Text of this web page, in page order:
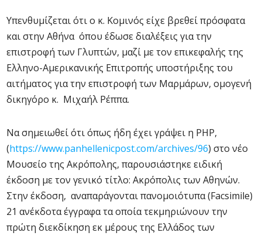
Υπενθυμίζεται ότι ο κ. Κομινός είχε βρεθεί πρόσφατα
και στην Αθήνα όπου έδωσε διαλέξεις για την
επιστροφή των Γλυπτών, μαζί με τον επικεφαλής της
Ελληνο-Αμερικανικής Επιτροπής υποστήριξης του
αιτήματος για την επιστροφή των Μαρμάρων, ομογενή
δικηγόρο κ. Μιχαήλ Ρέππα.
Να σημειωθεί ότι όπως ήδη έχει γράψει η ΡΗΡ,
(https://www.panhellenicpost.com/archives/96) στο νέο
Μουσείο της Ακρόπολης, παρουσιάστηκε ειδική
έκδοση με τον γενικό τίτλο: Ακρόπολις των Αθηνών.
Στην έκδοση, αναπαράγονται πανομοιότυπα (Facsimile)
21 ανέκδοτα έγγραφα τα οποία τεκμηριώνουν την
πρώτη διεκδίκηση εκ μέρους της Ελλάδος των